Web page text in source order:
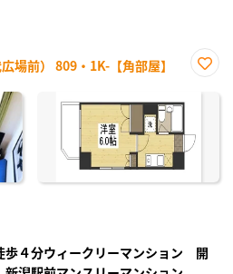
場前） 809・1K-【角部屋】
に入
歩４分ウィークリーマンション 開